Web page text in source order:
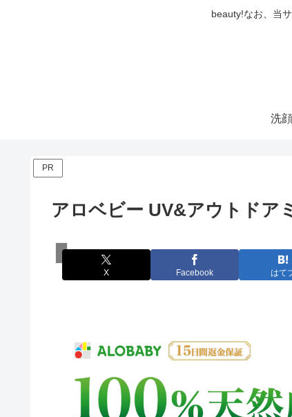
beauty!なお、当
洗顔
PR
アロベビー UV&アウトドア
スキンケア
X Facebook はて